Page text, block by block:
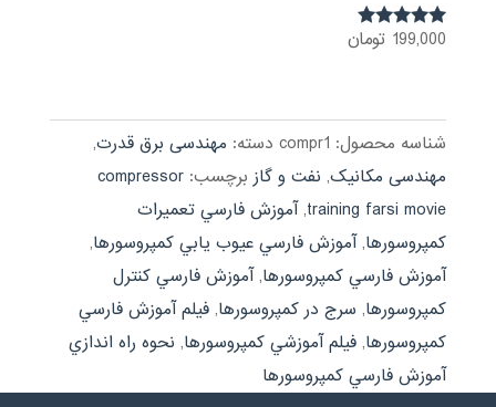
نمره
199,000 تومان
شناسه محصول: compr1 دسته: مهندسی برق قدرت,
مهندسی مکانیک, نفت و گاز برچسب: compressor
training farsi movie
,آموزش فارسي تعميرات
كمپروسورها,آموزش فارسي عيوب يابي كمپروسورها,
آموزش فارسي كمپروسورها,آموزش فارسي كنترل
كمپروسورها, سرج در كمپروسورها, فيلم آموزش فارسي
كمپروسورها, فيلم آموزشي كمپروسورها, نحوه راه اندازي
آموزش فارسي كمپروسورها